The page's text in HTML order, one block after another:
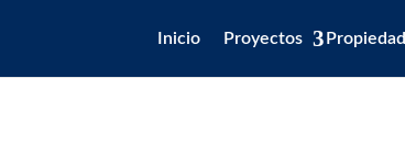
Inicio Proyectos